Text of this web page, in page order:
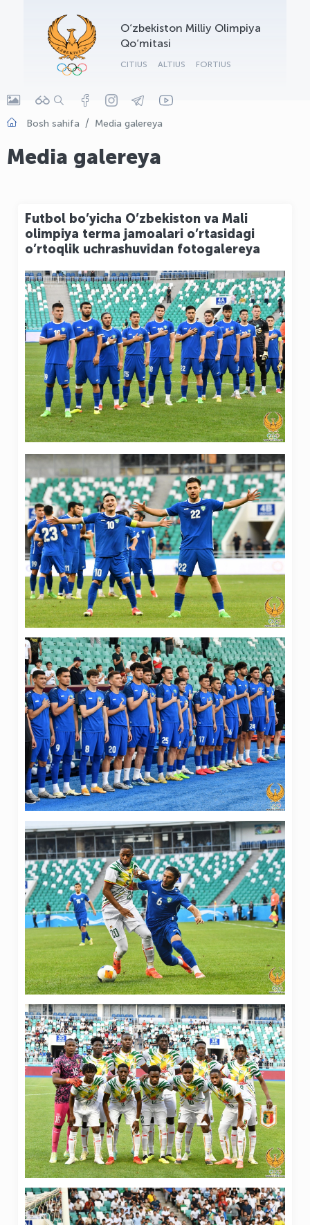
O‘zbekiston Milliy Olimpiya
Qo‘mitasi
CITIUS ALTIUS FORTIUS
Bosh sahifa Media galereya
Media galereya
Futbol bo’yicha O’zbekiston va Mali
olimpiya terma jamoalari o’rtasidagi
o’rtoqlik uchrashuvidan fotogalereya
OLYMPCHIK AI - yordamchi
Onlayn · olympic.uz